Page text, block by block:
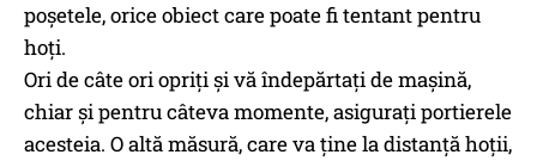
poșetele, orice obiect care poate fi tentant pentru
hoți.
Ori de câte ori opriți și vă îndepărtați de mașină,
chiar și pentru câteva momente, asigurați portierele
acesteia. O altă măsură, care va ține la distanță hoții,